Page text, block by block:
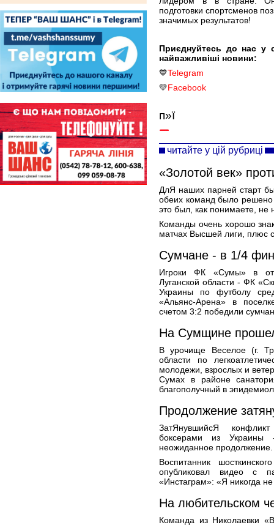
подготовки спортсменов
значимых результатов!
Приєднуйтесь до нас у
найважливіші новини:
💙Telegram
💛Facebook
п»ї
читайте у цій рубриці
«Золотой век»
ДлЯ наших парней старт
обеих команд было
это был, как понимаете, не
Команды очень хорошо
матчах Высшей лиги, плюс
Сумчане - в 1/4
Игроки ФК «Сумы» в
Луганской области - ФК
Украины по футболу
«Альянс-Арена» в
счетом 3:2 победили
На Сумщине
В урочище Веселое (г.
области по
молодежи, взрослых и
Сумах в районе
благополучный в
Продолжение
ЗатЯнувшийсЯ
боксерами из
неожиданное продолжение.
Воспитанник
опубликовал видео с
«Инстаграм»: «Я никогда
На любительском
Команда из Николаевки